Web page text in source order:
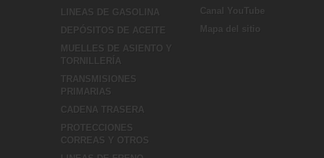
LINEAS DE GASOLINA
DEPÓSITOS DE ACEITE
MUELLES DE ASIENTO Y
TORNILLERÍA
TRANSMISIONES
PRIMARIAS
CADENA TRASERA
PROTECCIONES
CORREAS Y OTROS
Canal YouTube
Mapa del sitio